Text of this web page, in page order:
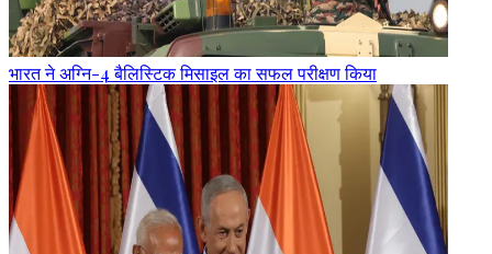
भारत ने अग्नि-4 बैलिस्टिक मिसाइल का सफल परीक्षण किया